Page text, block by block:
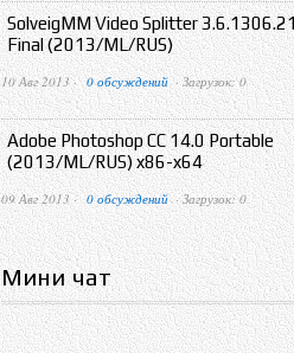
SolveigMM Video Splitter
Final (2013/ML/RUS)
10 Авг 2013 · 0 обсуждений · Загрузок: 0
Adobe Photoshop CC 14.0 Portable
(2013/ML/RUS) x86-x64
09 Авг 2013 · 0 обсуждений · Загрузок: 0
Мини чат